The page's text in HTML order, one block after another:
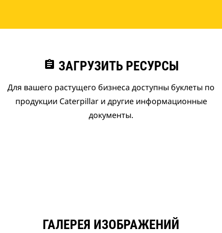
assignment ЗАГРУЗИТЬ РЕСУРСЫ
Для вашего растущего бизнеса доступны буклеты по
продукции Caterpillar и другие информационные
документы.
ГАЛЕРЕЯ ИЗОБРАЖЕНИЙ